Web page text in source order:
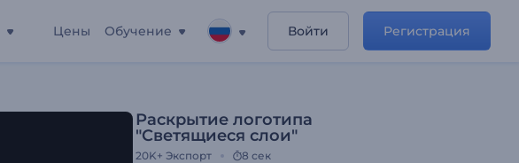
Цены Обучение Войти Регистрация
Раскрытие логотипа
"Светящиеся слои"
20K+ Экспорт 8 сек